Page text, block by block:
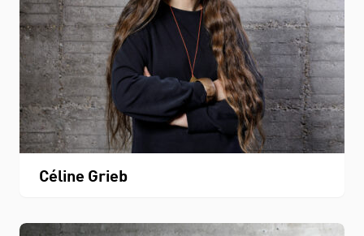
Céline Grieb